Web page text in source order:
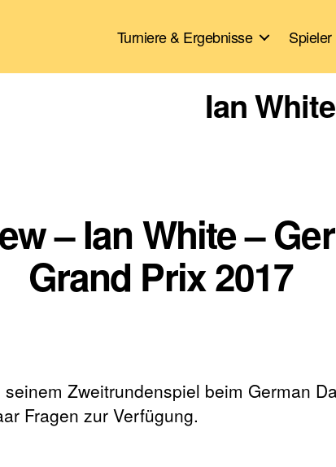
Turniere & Ergebnisse Spieler
Ian White
– Ian White –
Grand Prix 2017
Zweitrundenspiel beim German
Fragen zur Verfügung.